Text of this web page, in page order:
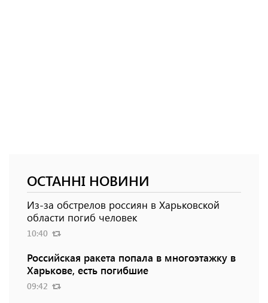
ОСТАННІ НОВИНИ
Из-за обстрелов россиян в Харьковской
области погиб человек
10:40
Российская ракета попала в многоэтажку в
Харькове, есть погибшие
09:42